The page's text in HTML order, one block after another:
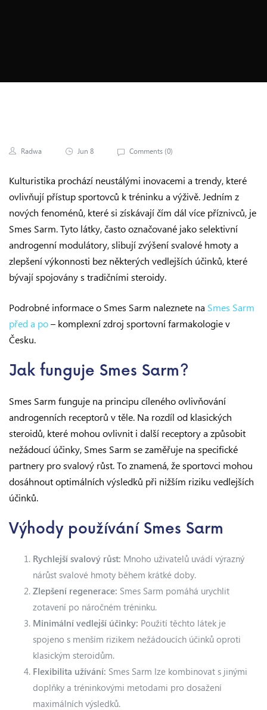
Radwa Jun 8 Comments (0)
Kulturistika prochází neustálými inovacemi a trendy, které
ovlivňují přístup sportovců k tréninku a výživě. Jedním z
nových fenoménů, které si získávají čím dál více příznivců, je
Smes Sarm. Tyto látky, často označované jako selektivní
androgenní modulátory, slibují zvýšení svalové hmoty a
zlepšení výkonnosti bez některých vedlejších účinků, které
bývají spojovány s tradičními steroidy.
Podrobné informace o Smes Sarm naleznete na Smes Sarm
před a po– komplexní zdroj sportovní farmakologie v
Česku.
Jak funguje Smes Sarm?
Smes Sarm funguje na principu cíleného ovlivňování
androgenních receptorů v těle. Na rozdíl od klasických
steroidů, které mohou ovlivnit i další receptory a způsobit
nežádoucí účinky, Smes Sarm se zaměřuje na specifické
partnery pro svalový růst. To znamená, že sportovci mohou
dosáhnout optimálních výsledků při nižším riziku vedlejších
účinků.
Výhody používání Smes Sarm
Rychlejší svalový růst: Mnoho uživatelů uvádí výrazný
nárůst svalové hmoty během krátké doby.
Zlepšení regenerace: Smes Sarm pomáhá urychlit
zotavení po náročném tréninku.
Minimální vedlejší účinky: Použití těchto látek je
spojeno s menším rizikem nežádoucích účinků oproti
klasickým steroidům.
Flexibilita užívání: Smes Sarm lze kombinovat s jinými
doplňky a tréninkovými metodami pro dosažení
maximálních výsledků.